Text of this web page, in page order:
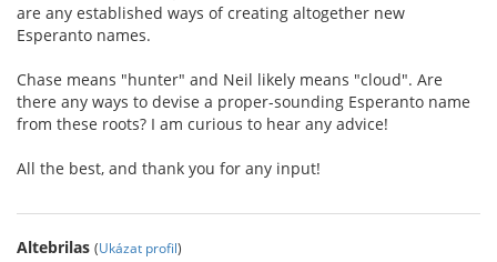
are any established ways of creating altogether new
Esperanto names.
Chase means "hunter" and Neil likely means "cloud". Are
there any ways to devise a proper-sounding Esperanto name
from these roots? I am curious to hear any advice!
All the best, and thank you for any input!
Altebrilas (Ukázat profil)